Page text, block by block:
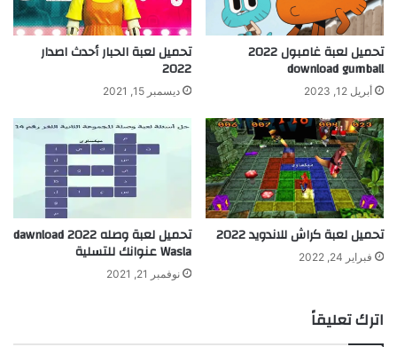
تحميل لعبة غامبول 2022
download gumball
أبريل 12, 2023
تحميل لعبة الحبار أحدث اصدار
2022
ديسمبر 15, 2021
تحميل لعبة كراش للاندويد 2022
فبراير 24, 2022
تحميل لعبة وصله 2022 dawnload
Wasla عنوانك للتسلية
نوفمبر 21, 2021
اترك تعليقاً